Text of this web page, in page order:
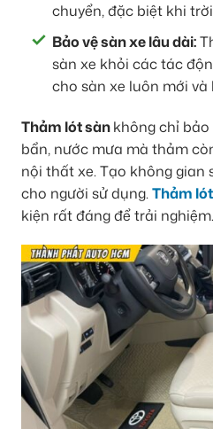
chuyển, đặc biệt khi
Bảo vệ sàn xe lâu dài:
sàn xe khỏi các tác
cho sàn xe luôn mới và
Thảm lót sànkhông chỉ
bẩn, nước mưa mà thảm
nội thất xe. Tạo không gian
cho người sử dụng.Thảm
kiện rất đáng để trải nghiệm.